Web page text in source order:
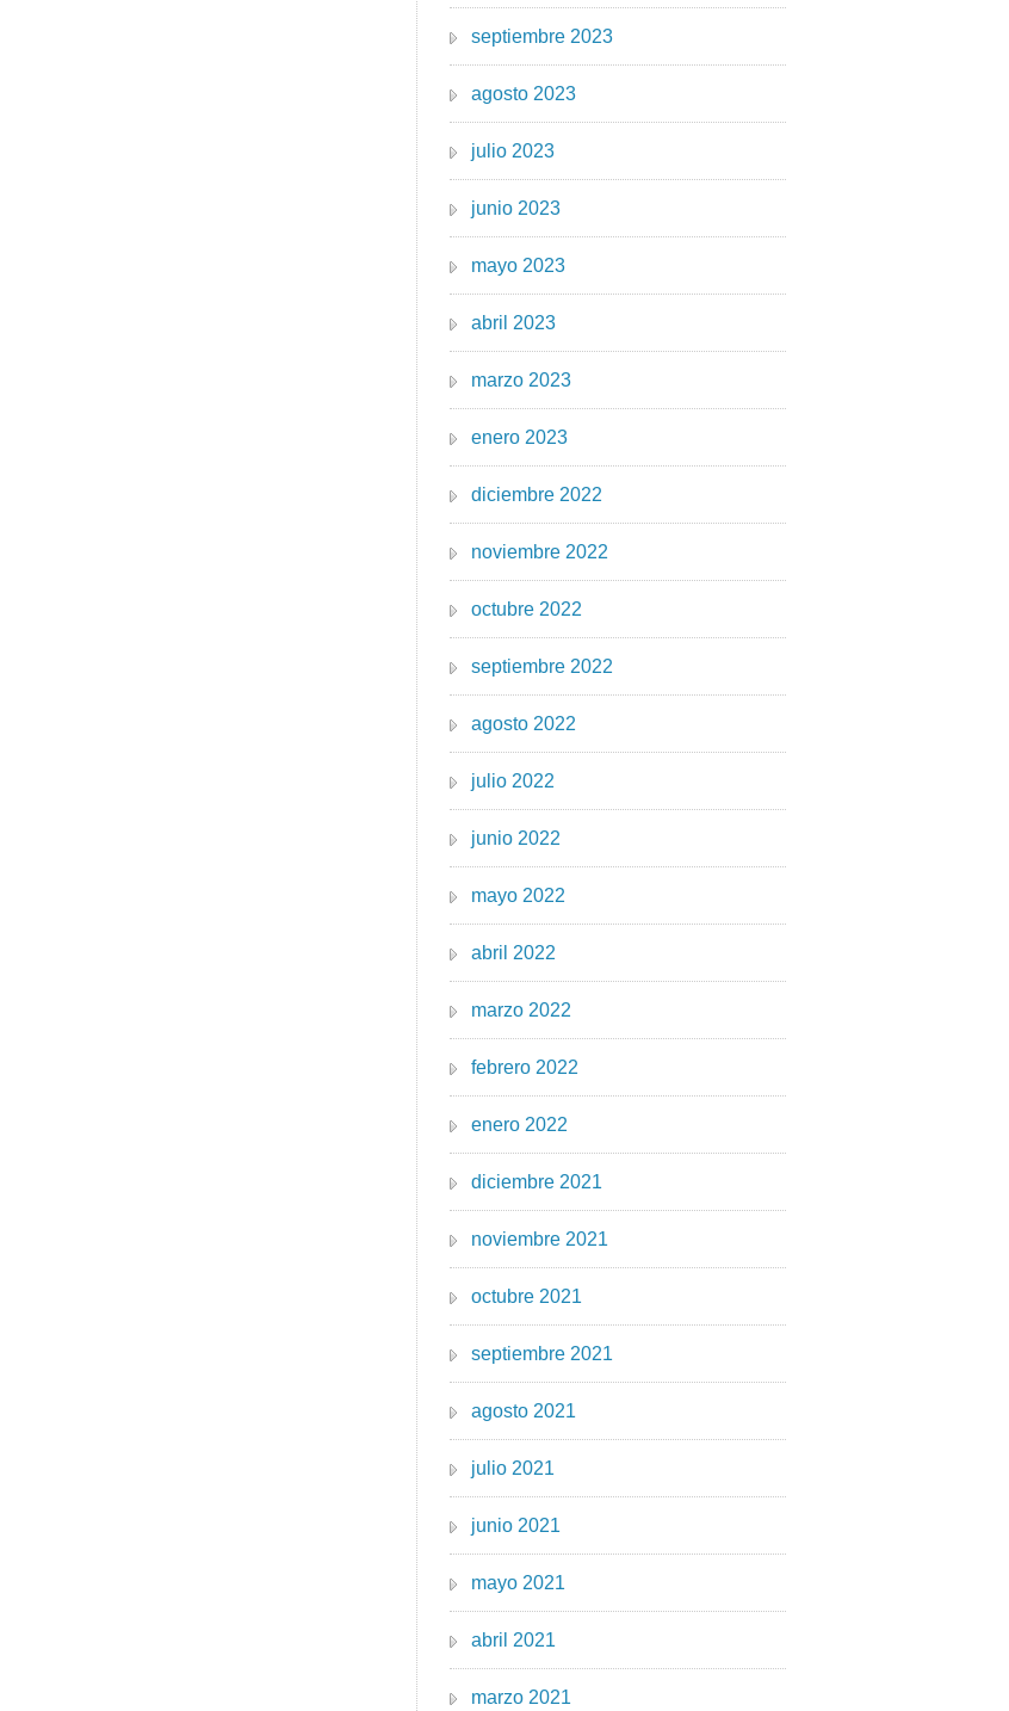
septiembre 2023
agosto 2023
julio 2023
junio 2023
mayo 2023
abril 2023
marzo 2023
enero 2023
diciembre 2022
noviembre 2022
octubre 2022
septiembre 2022
agosto 2022
julio 2022
junio 2022
mayo 2022
abril 2022
marzo 2022
febrero 2022
enero 2022
diciembre 2021
noviembre 2021
octubre 2021
septiembre 2021
agosto 2021
julio 2021
junio 2021
mayo 2021
abril 2021
marzo 2021